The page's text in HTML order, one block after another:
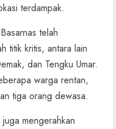
terdampak.
telah
titik kritis, antara lain
dan Tengku Umar.
warga rentan,
tiga orang dewasa.
mengerahkan